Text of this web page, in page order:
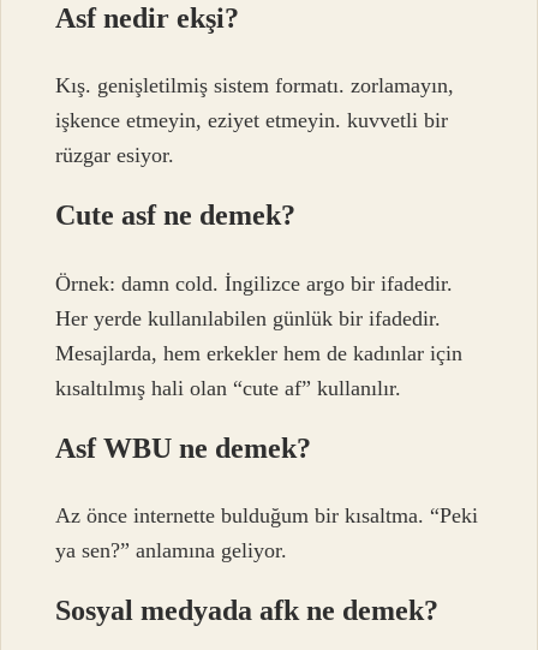
Asf nedir ekşi?
Kış. genişletilmiş sistem formatı. zorlamayın,
işkence etmeyin, eziyet etmeyin. kuvvetli bir
rüzgar esiyor.
Cute asf ne demek?
Örnek: damn cold. İngilizce argo bir ifadedir.
Her yerde kullanılabilen günlük bir ifadedir.
Mesajlarda, hem erkekler hem de kadınlar için
kısaltılmış hali olan “cute af” kullanılır.
Asf WBU ne demek?
Az önce internette bulduğum bir kısaltma. “Peki
ya sen?” anlamına geliyor.
Sosyal medyada afk ne demek?